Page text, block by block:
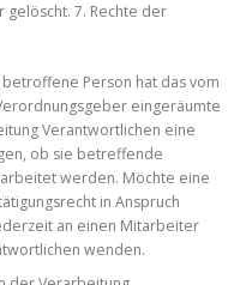
7. Rechte der
Person hat das vom
eingeräumte
Verantwortlichen eine
ob sie betreffende
werden. Möchte eine
in Anspruch
an einen Mitarbeiter
wenden.